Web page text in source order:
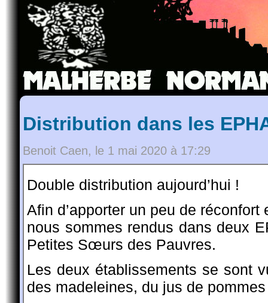
Distribution dans les
Benoit Caen, le 1 mai 2020 à 17:29
Double distribution aujourd’hui !
Afin d’apporter un peu de
nous sommes rendus dans deux
Petites Sœurs des Pauvres.
Les deux établissements se sont
des madeleines, du jus de